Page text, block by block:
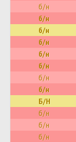
б/н
б/н
б/н
б/н
б/н
б/н
б/н
б/н
Б/Н
б/н
б/н
б/н